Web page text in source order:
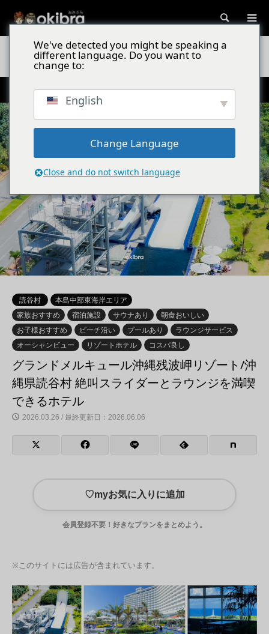
検索
沖縄スポット
グランドメルキュール沖縄残波岬リゾート/沖縄県読
谷村 絶叫スライダーとラウンジを満喫できるホテル
県内最大級のプールで大人も子供も大満喫
読谷村
本島中部東海岸エリア
家族おすすめ
宿泊施設 サウナあり
朝食おいしい
お子様おすすめ
ビーチ沿い プールあり
ラウンジサービス
オーシャンビュー
リゾートホテル コスパ良し
グランドメルキュール沖縄残波岬リゾート/沖
縄県読谷村 絶叫スライダーとラウンジを満喫
できるホテル
2026.03.26 / 最終更新日：2026.06.06
♡myお気に入りに追加
会員登録不要！好きなプランをまとめよう。
※このサイトには広告が含まれています。
We've detected you might be speaking a
different language. Do you want to
change to:
English
Change Language
Close and do not switch language